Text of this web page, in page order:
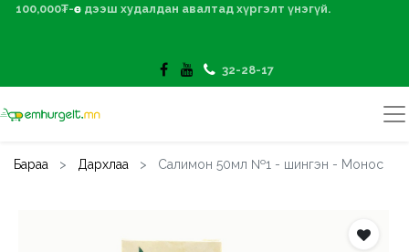
100,000₮-өөс дээш худалдан авалтад хүргэлт үнэгүй.
32-28-17
Бараа Дархлаа Салимон 50мл №1 - шингэн - Монос